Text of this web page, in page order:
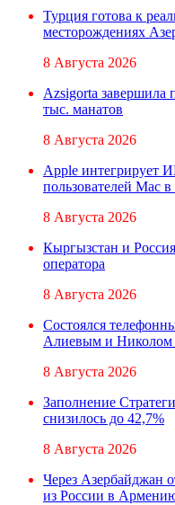
Турция готова к
месторождениях
8 Августа 2026
Azsigorta завершила
тыс. манатов
8 Августа 2026
Apple интегрирует
пользователей Mac
8 Августа 2026
Кыргызстан и
оператора
8 Августа 2026
Состоялся
Алиевым и
8 Августа 2026
Заполнение
снизилось до 42,7%
8 Августа 2026
Через Азербайджан
из России в